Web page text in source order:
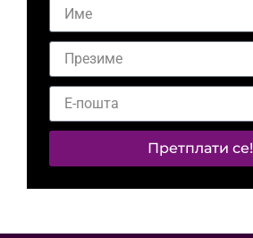
Претплати се!